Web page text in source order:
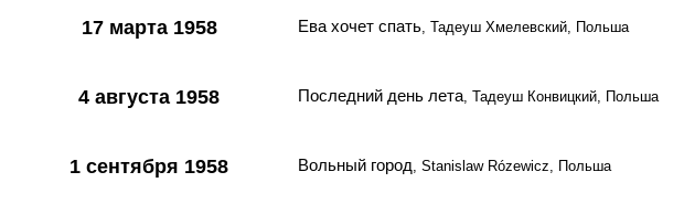
17 марта 1958 Ева хочет спать, Тадеуш Хмелевский, Польша
4 августа 1958 Последний день лета, Тадеуш Конвицкий, Польша
1 сентября 1958 Вольный город, Stanislaw Rózewicz, Польша